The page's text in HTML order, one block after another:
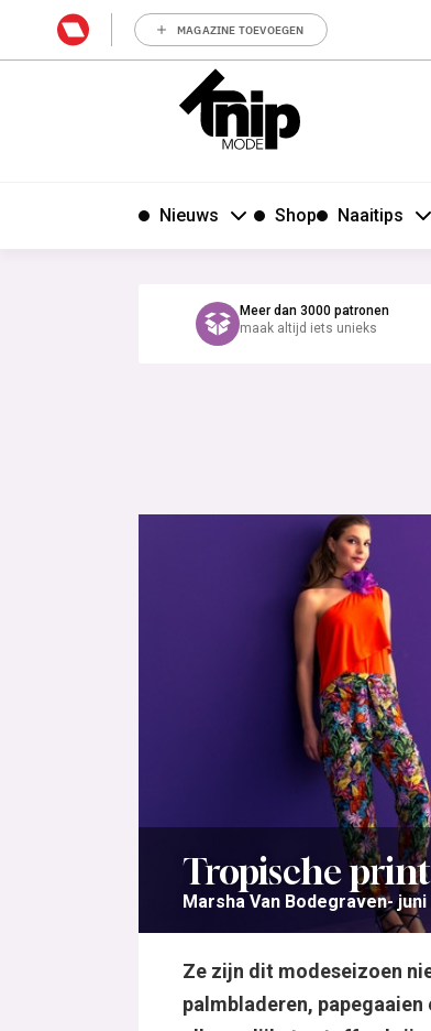
MAGAZINE TOEVOEGEN
Nieuws Shop Naaitips
Meer dan 3000 patronen
maak altijd iets unieks
Tropische
Marsha Van Bodegraven juni
Ze zijn dit modeseizoen
palmbladeren,